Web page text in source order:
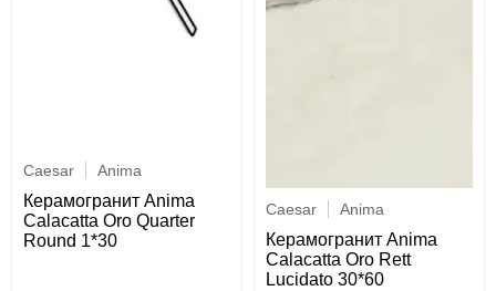
Caesar Anima
Керамогранит Anima
Calacatta Oro Quarter
Round 1*30
Caesar Anima
Керамогранит Anima
Calacatta Oro Rett
Lucidato 30*60